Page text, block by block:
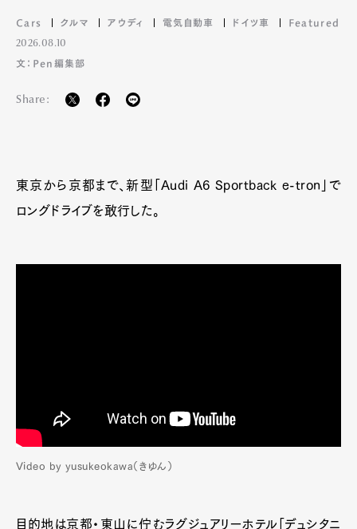
Cars クルマ アウディ 電気自動車 ドイツ車 Featured
2026.08.10
文：Pen編集部
Share:
東京から京都まで、新型「Audi A6 Sportback e-tron」で
ロングドライブを敢行した。
Video by yusukeokawa（きゆん）
目的地は京都・東山に佇むラグジュアリーホテル「デュシタニ